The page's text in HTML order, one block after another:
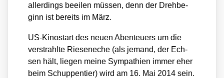
aller­dings beei­len müs­sen, denn der Dreh­be­
ginn ist bereits im März.
US-Kino­start des neu­en Aben­teu­ers um die
ver­strahl­te Rie­sen­e­che (als jemand, der Ech­
sen hält, lie­gen mei­ne Sym­pa­thien immer eher
beim Schup­pen­tier) wird am 16. Mai 2014 sein.